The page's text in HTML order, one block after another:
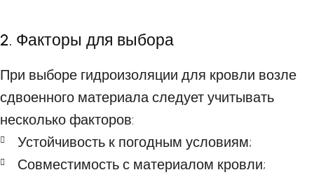
2. Факторы для выбора
При выборе гидроизоляции для кровли возле
сдвоенного материала следует учитывать
несколько факторов:
Устойчивость к погодным условиям;
Совместимость с материалом кровли;